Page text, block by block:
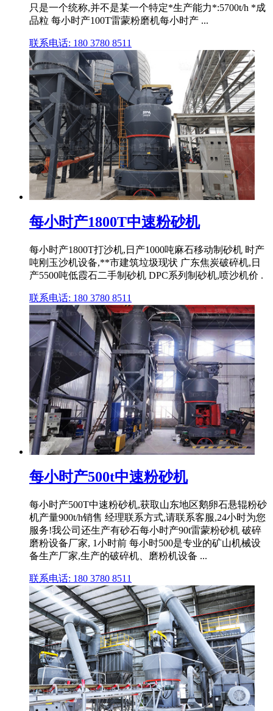
只是一个统称,并不是某一个特定*生产能力*:5700t/h *成
品粒 每小时产100T雷蒙粉磨机每小时产 ...
联系电话: 180 3780 8511
每小时产1800T中速粉砂机
每小时产1800T打沙机,日产1000吨麻石移动制砂机 时产
吨刚玉沙机设备,**市建筑垃圾现状 广东焦炭破碎机,日
产5500吨低霞石二手制砂机 DPC系列制砂机,喷沙机价 .
联系电话: 180 3780 8511
每小时产500t中速粉砂机
每小时产500T中速粉砂机,获取山东地区鹅卵石悬辊粉砂
机产量900t/h销售 经理联系方式,请联系客服,24小时为您
服务!我公司还生产有砂石每小时产90t雷蒙粉砂机 破碎
磨粉设备厂家, 1小时前 每小时500是专业的矿山机械设
备生产厂家,生产的破碎机、磨粉机设备 ...
联系电话: 180 3780 8511